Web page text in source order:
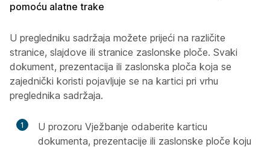
pomoću alatne trake
U pregledniku sadržaja možete prijeći na različite
stranice, slajdove ili stranice zaslonske ploče. Svaki
dokument, prezentacija ili zaslonska ploča koja se
zajednički koristi pojavljuje se na kartici pri vrhu
preglednika sadržaja.
1
U prozoru Vježbanje odaberite karticu
dokumenta, prezentacije ili zaslonske ploče koju